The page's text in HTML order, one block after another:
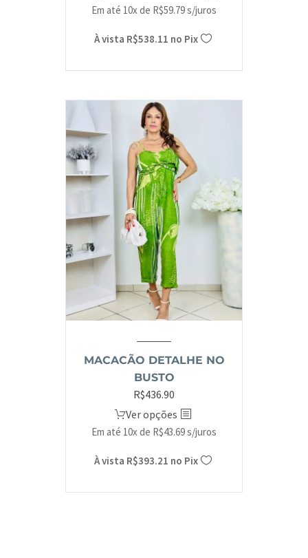
Em até 10x de R$59.79s/juros
À vista R$538.11 no Pix
MACACÃO DETALHE NO
BUSTO
R$436.90
Ver opções
Em até 10x de R$43.69s/juros
À vista R$393.21 no Pix